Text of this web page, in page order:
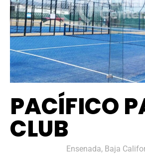
PACÍFICO
CLUB
Ensenada, Baja